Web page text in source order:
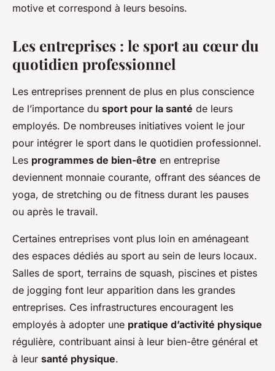
motive et correspond à leurs besoins.
Les entreprises : le sport au cœur du
quotidien professionnel
Les entreprises prennent de plus en plus conscience
de l’importance du sport pour la santé de leurs
employés. De nombreuses initiatives voient le jour
pour intégrer le sport dans le quotidien professionnel.
Les programmes de bien-être en entreprise
deviennent monnaie courante, offrant des séances de
yoga, de stretching ou de fitness durant les pauses
ou après le travail.
Certaines entreprises vont plus loin en aménageant
des espaces dédiés au sport au sein de leurs locaux.
Salles de sport, terrains de squash, piscines et pistes
de jogging font leur apparition dans les grandes
entreprises. Ces infrastructures encouragent les
employés à adopter une pratique d’activité physique
régulière, contribuant ainsi à leur bien-être général et
à leur santé physique.